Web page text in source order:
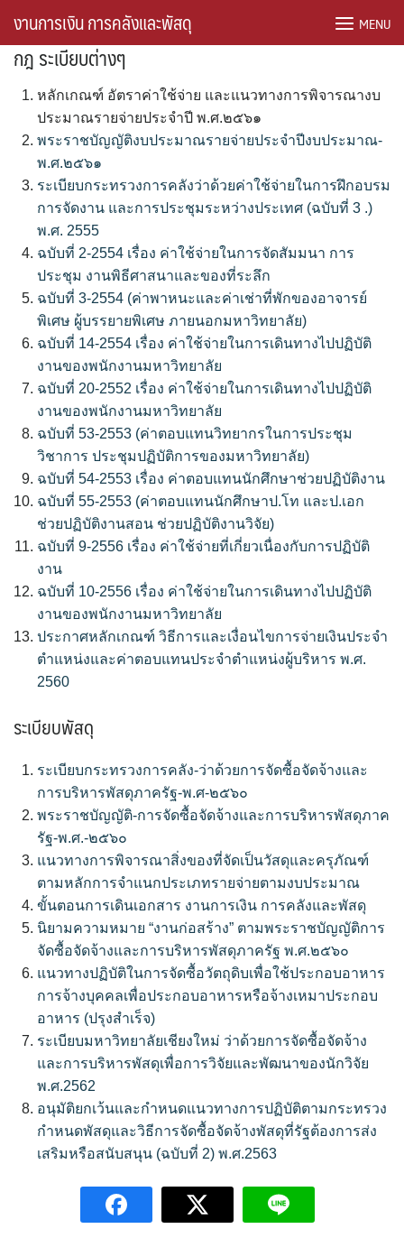
content
งานการเงิน การคลังและพัสดุ MENU
กฎ ระเบียบต่างๆ
หลักเกณฑ์ อัตราค่าใช้จ่าย และแนวทางการพิจารณางบ
ประมาณรายจ่ายประจำปี พ.ศ.๒๕๖๑
พระราชบัญญัติงบประมาณรายจ่ายประจำปีงบประมาณ-
พ.ศ.๒๕๖๑
ระเบียบกระทรวงการคลังว่าด้วยค่าใช้จ่ายในการฝึกอบรม
การจัดงาน และการประชุมระหว่างประเทศ (ฉบับที่ 3 .)
พ.ศ. 2555
ฉบับที่ 2-2554 เรื่อง ค่าใช้จ่ายในการจัดสัมมนา การ
ประชุม งานพิธีศาสนาและของที่ระลึก
ฉบับที่ 3-2554 (ค่าพาหนะและค่าเช่าที่พักของอาจารย์
พิเศษ ผู้บรรยายพิเศษ ภายนอกมหาวิทยาลัย)
ฉบับที่ 14-2554 เรื่อง ค่าใช้จ่ายในการเดินทางไปปฏิบัติ
งานของพนักงานมหาวิทยาลัย
ฉบับที่ 20-2552 เรื่อง ค่าใช้จ่ายในการเดินทางไปปฏิบัติ
งานของพนักงานมหาวิทยาลัย
ฉบับที่ 53-2553 (ค่าตอบแทนวิทยากรในการประชุม
วิชาการ ประชุมปฏิบัติการของมหาวิทยาลัย)
ฉบับที่ 54-2553 เรื่อง ค่าตอบแทนนักศึกษาช่วยปฏิบัติงาน
ฉบับที่ 55-2553 (ค่าตอบแทนนักศึกษาป.โท และป.เอก
ช่วยปฏิบัติงานสอน ช่วยปฏิบัติงานวิจัย)
ฉบับที่ 9-2556 เรื่อง ค่าใช้จ่ายที่เกี่ยวเนื่องกับการปฏิบัติ
งาน
ฉบับที่ 10-2556 เรื่อง ค่าใช้จ่ายในการเดินทางไปปฏิบัติ
งานของพนักงานมหาวิทยาลัย
ประกาศหลักเกณฑ์ วิธีการและเงื่อนไขการจ่ายเงินประจำ
ตำแหน่งและค่าตอบแทนประจำตำแหน่งผู้บริหาร พ.ศ.
2560
ระเบียบพัสดุ
ระเบียบกระทรวงการคลัง-ว่าด้วยการจัดซื้อจัดจ้างและ
การบริหารพัสดุภาครัฐ-พ.ศ-๒๕๖๐
พระราชบัญญัติ-การจัดซื้อจัดจ้างและการบริหารพัสดุภาค
รัฐ-พ.ศ.-๒๕๖๐
แนวทางการพิจารณาสิ่งของที่จัดเป็นวัสดุและครุภัณฑ์
ตามหลักการจำแนกประเภทรายจ่ายตามงบประมาณ
ขั้นตอนการเดินเอกสาร งานการเงิน การคลังและพัสดุ
นิยามความหมาย “งานก่อสร้าง” ตามพระราชบัญญัติการ
จัดซื้อจัดจ้างและการบริหารพัสดุภาครัฐ พ.ศ.๒๕๖๐
แนวทางปฏิบัติในการจัดซื้อวัตถุดิบเพื่อใช้ประกอบอาหาร
การจ้างบุคคลเพื่อประกอบอาหารหรือจ้างเหมาประกอบ
อาหาร (ปรุงสำเร็จ)
ระเบียบมหาวิทยาลัยเชียงใหม่ ว่าด้วยการจัดซื้อจัดจ้าง
และการบริหารพัสดุเพื่อการวิจัยและพัฒนาของนักวิจัย
พ.ศ.2562
อนุมัติยกเว้นและกำหนดแนวทางการปฏิบัติตามกระทรวง
กำหนดพัสดุและวิธีการจัดซื้อจัดจ้างพัสดุที่รัฐต้องการส่ง
เสริมหรือสนับสนุน (ฉบับที่ 2) พ.ศ.2563